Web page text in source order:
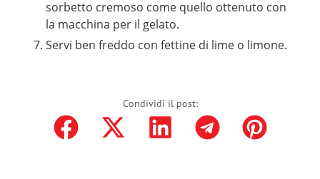
sorbetto cremoso come quello ottenuto con
la macchina per il gelato.
Servi ben freddo con fettine di lime o limone.
Condividi il post: